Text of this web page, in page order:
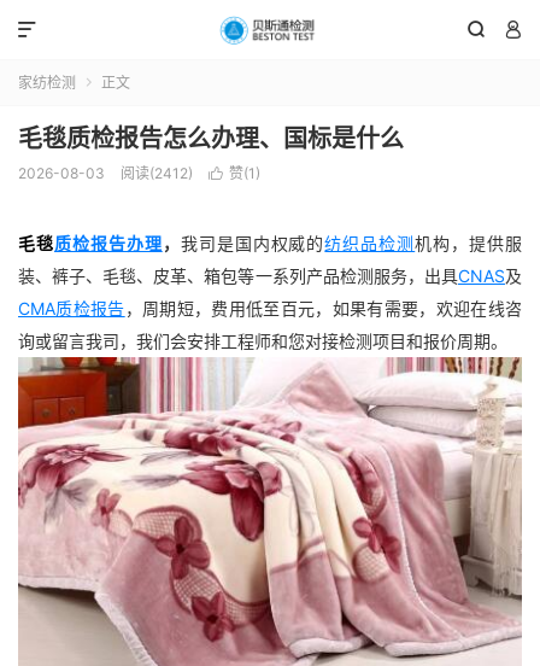
 

家纺检测  正文
毛毯质检报告怎么办理、国标是什么
2026-08-03 阅读(2412)  赞(1 )
毛毯质检报告办理， 我司是国内权威的纺织品检测机构，提供服
装、裤子、毛毯、皮革、箱包等一系列产品检测服务，出具CNAS及
CMA质检报告，周期短，费用低至百元，如果有需要，欢迎在线咨
询或留言我司，我们会安排工程师和您对接检测项目和报价周期。